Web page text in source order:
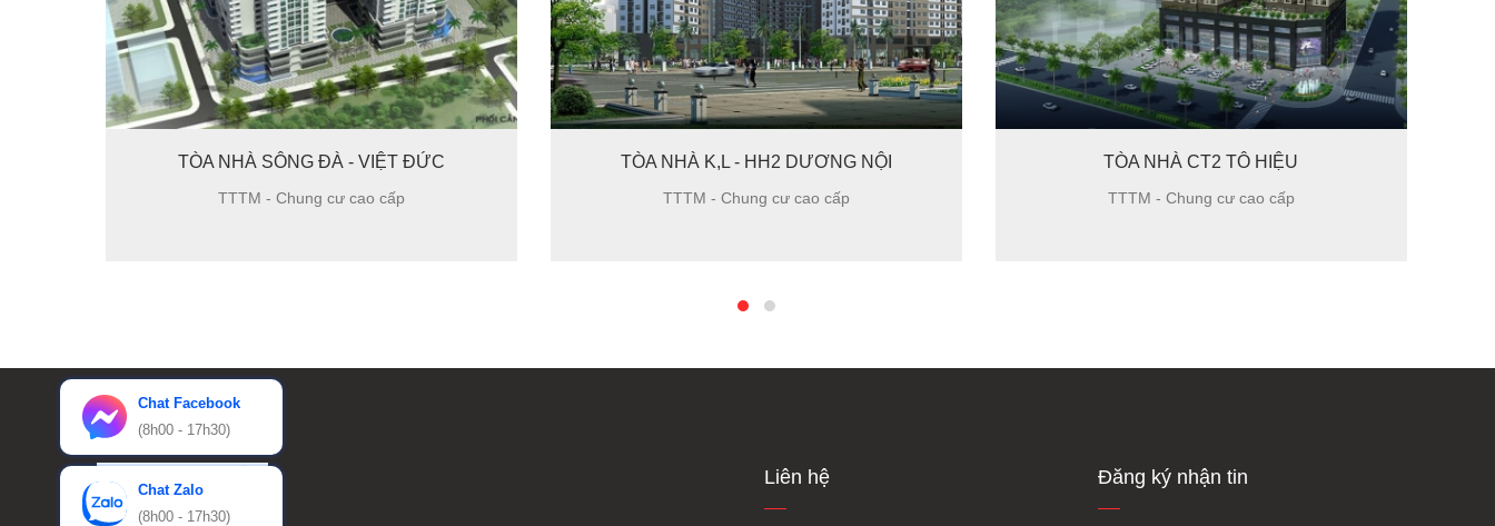
Chat Facebook
(8h00 - 17h30)
Chat Zalo
(8h00 - 17h30)
TÒA NHÀ K,L - HH2 DƯƠNG NỘI
TTTM - Chung cư cao cấp
TÒA NHÀ CT2 TÔ HIỆU
TTTM - Chung cư cao cấp
361 - HOÀNG QUỐC VIỆT
TTTM - Chung cư cao cấp
Liên hệ Đăng ký nhận tin